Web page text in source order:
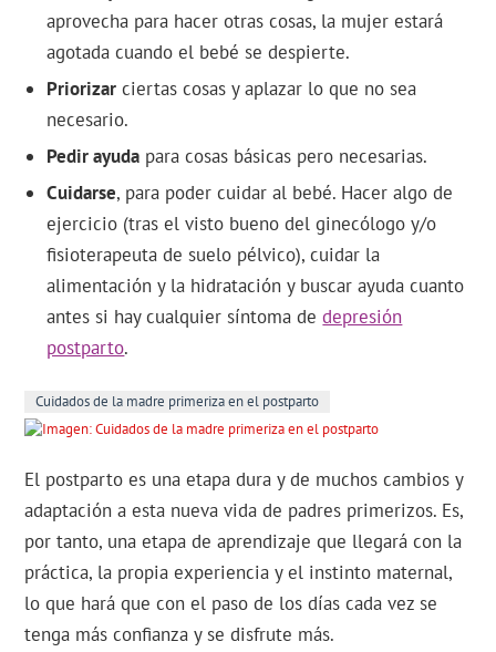
aprovecha para hacer otras cosas, la mujer estará
agotada cuando el bebé se despierte.
Priorizar ciertas cosas y aplazar lo que no sea
necesario.
Pedir ayuda para cosas básicas pero necesarias.
Cuidarse, para poder cuidar al bebé. Hacer algo de
ejercicio (tras el visto bueno del ginecólogo y/o
fisioterapeuta de suelo pélvico), cuidar la
alimentación y la hidratación y buscar ayuda cuanto
antes si hay cualquier síntoma dedepresión
postparto.
Cuidados de la madre primeriza en el postparto
El postparto es una etapa dura y de muchos cambios y
adaptación a esta nueva vida de padres primerizos. Es,
por tanto, una etapa de aprendizaje que llegará con la
práctica, la propia experiencia y el instinto maternal,
lo que hará que con el paso de los días cada vez se
tenga más confianza y se disfrute más.